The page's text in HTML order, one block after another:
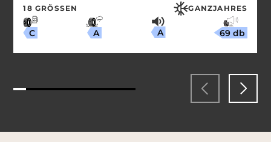
18 GRÖSSEN GANZJAHRES
C A A 69 db